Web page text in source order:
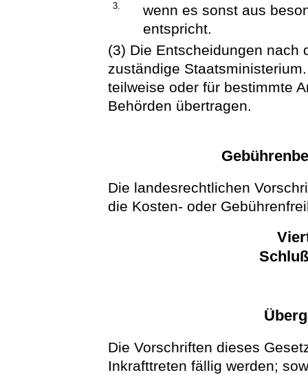
3.
wenn es sonst aus
entspricht.
(3) Die Entscheidungen nach
zuständige
teilweise oder für bestimmte
Behörden übertragen.
Die landesrechtlichen
die Kosten- oder
Die Vorschriften dieses
Inkrafttreten fällig werden;